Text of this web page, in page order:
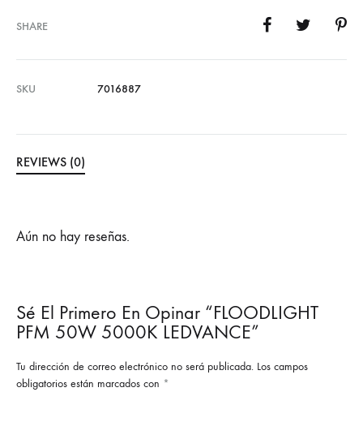
SHARE
SKU 7016887
REVIEWS (0)
Aún no hay reseñas.
Sé El Primero En Opinar “FLOODLIGHT
PFM 50W 5000K LEDVANCE”
Tu dirección de correo electrónico no será publicada. Los campos
obligatorios están marcados con *